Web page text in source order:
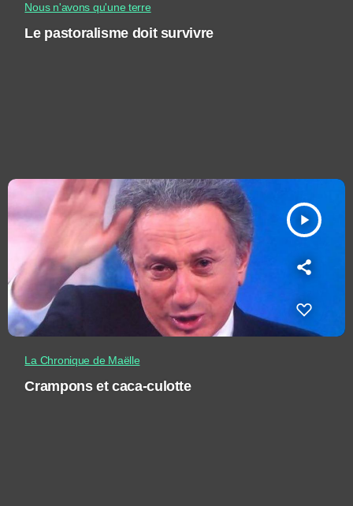
Nous n'avons qu'une terre
Le pastoralisme doit survivre
play_arrow
La Chronique de Maëlle
Crampons et caca-culotte